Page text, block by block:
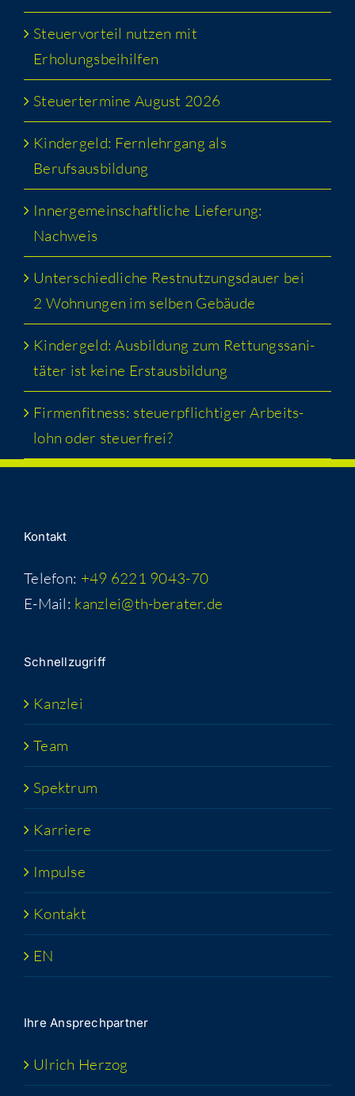
Steu­er­vor­teil nut­zen mit
Erholungsbeihilfen
Steu­er­ter­mi­ne August 2026
Kin­der­geld: Fern­lehr­gang als
Berufsausbildung
Inner­ge­mein­schaft­li­che Lie­fe­rung:
Nachweis
Unter­schied­li­che Rest­nut­zungs­dau­er bei
2 Woh­nun­gen im sel­ben Gebäude
Kin­der­geld: Aus­bil­dung zum Ret­tungs­sa­ni­
tä­ter ist kei­ne Erstausbildung
Fir­men­fit­ness: steu­er­pflich­ti­ger Arbeits­
lohn oder steuerfrei?
Kon­takt
Telefon: +49 6221 9043-70
E-Mail: kanzlei@th-berater.de
Schnell­zu­griff
Kanz­lei
Team
Spek­trum
Kar­rie­re
Impul­se
Kon­takt
EN
Ihre Ansprech­part­ner
Ulrich Her­zog